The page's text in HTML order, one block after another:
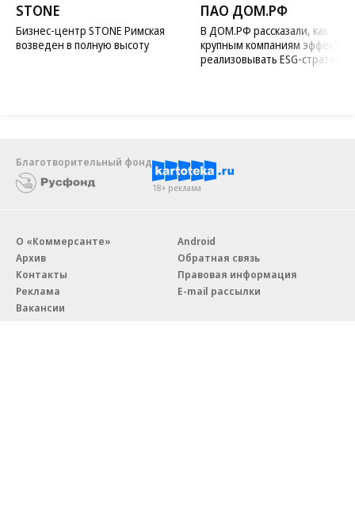
STONE
Бизнес-центр STONE Римская
возведен в полную высоту
ПАО ДОМ.РФ
В ДОМ.РФ рассказали, как
крупным компаниям
реализовывать ESG-стратегию
Благотворительный фонд
18+ реклама
О «Коммерсанте»
Архив
Контакты
Реклама
Вакансии
Android
Обратная связь
Правовая информация
E-mail рассылки